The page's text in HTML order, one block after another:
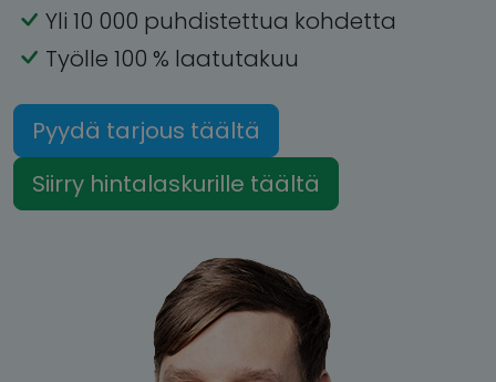
Yli 10 000 puhdistettua kohdetta
Työlle 100 % laatutakuu
Pyydä tarjous täältä
Siirry hintalaskurille täältä